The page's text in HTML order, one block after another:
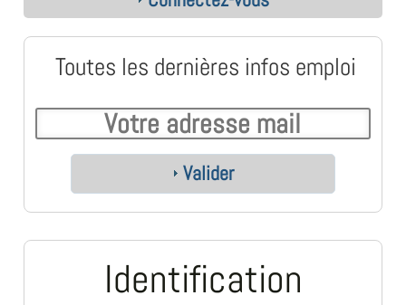
Toutes les dernières infos emploi
Valider
Identification